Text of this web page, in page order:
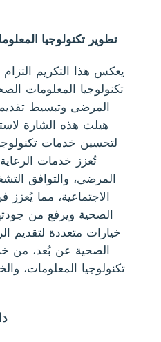
تطوير تكنولوجيا
يعكس هذا التكريم
تكنولوجيا المعلومات
المرضى وتبسيط
هيلث هذه الشارة
لتحسين خدمات
تُعزز خدمات
المرضى، والتوافق
الاجتماعية، مما
الصحية ويرفع من
خيارات متعددة لتقديم
الصحية عن بُعد، من
تكنولوجيا المعلومات،